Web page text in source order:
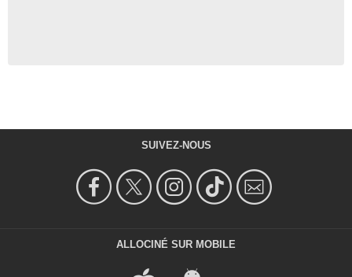
SUIVEZ-NOUS
ALLOCINÉ SUR MOBILE